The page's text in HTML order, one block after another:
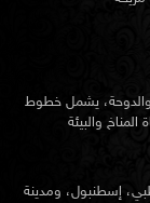
يشمل خطوط
إسطنبول، ومدينة